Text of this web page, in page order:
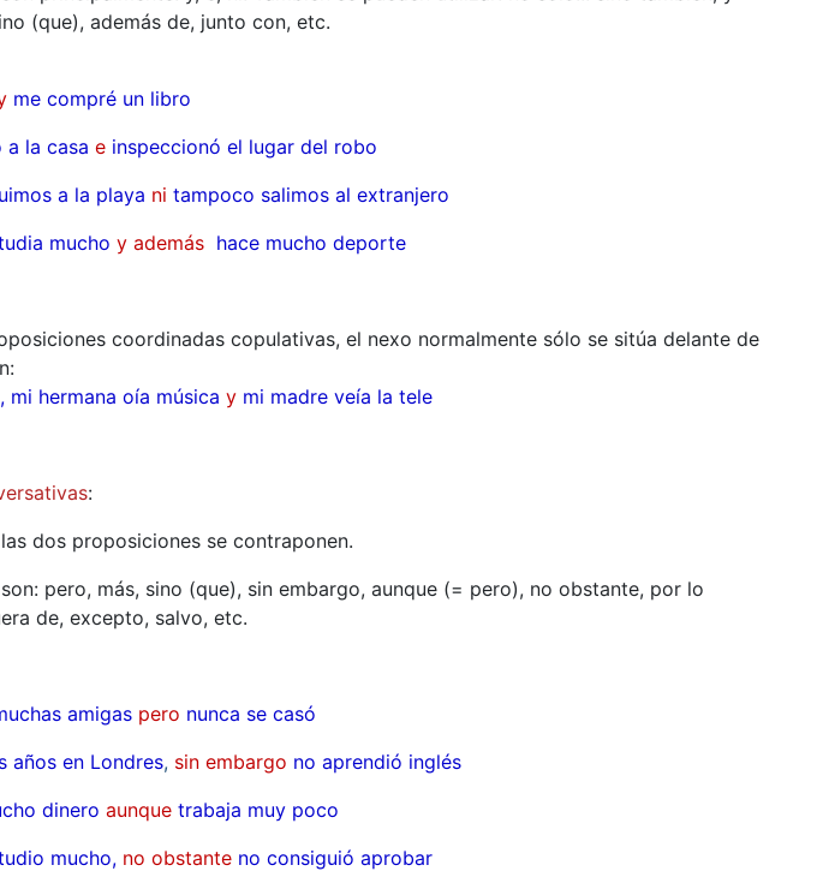
(que), además de, junto con, etc.
me compré un libro
a la casa e inspeccionó el lugar del robo
a la playa ni tampoco salimos al extranjero
mucho y además hace mucho deporte
coordinadas copulativas, el nexo normalmente sólo se sitúa delante de
mi hermana oía música y mi madre veía la tele
:
dos proposiciones se contraponen.
pero, más, sino (que), sin embargo, aunque (= pero), no obstante, por lo
de, excepto, salvo, etc.
amigas pero nunca se casó
años en Londres, sin embargo no aprendió inglés
dinero aunque trabaja muy poco
mucho, no obstante no consiguió aprobar